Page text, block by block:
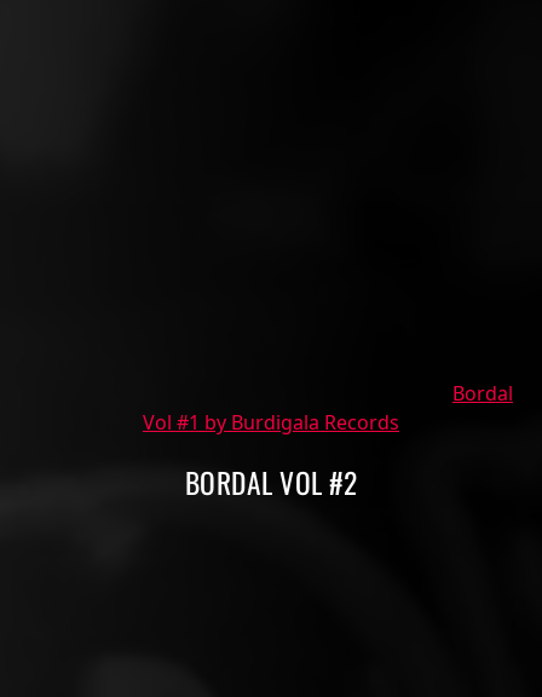
Bordal
Vol #1 by Burdigala Records
BORDAL VOL #2